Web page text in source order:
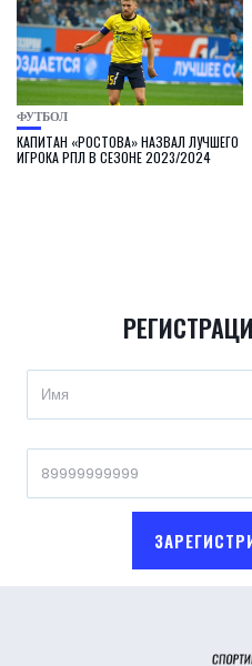
ФУТБОЛ
КАПИТАН «РОСТОВА» НАЗВАЛ ЛУЧШЕГО
ИГРОКА РПЛ В СЕЗОНЕ 2023/2024